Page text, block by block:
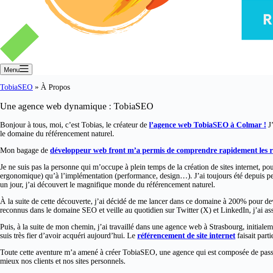
Menu
TobiaSEO » À Propos
Une agence web dynamique : TobiaSEO
Bonjour à tous, moi, c’est Tobias, le créateur de l’agence web TobiaSEO à Colmar !
le domaine du référencement naturel.
Mon bagage de développeur web front m’a permis de comprendre rapidement les
Je ne suis pas la personne qui m’occupe à plein temps de la création de sites internet,
ergonomique) qu’à l’implémentation (performance, design…). J’ai toujours été
un jour, j’ai découvert le magnifique monde du référencement naturel.
À la suite de cette découverte, j’ai décidé de me lancer dans ce domaine à 200% pour
reconnus dans le domaine SEO et veille au quotidien sur Twitter (X) et LinkedIn, j’ai
Puis, à la suite de mon chemin, j’ai travaillé dans une agence web à Strasbourg,
suis très fier d’avoir acquéri aujourd’hui. Le référencement de site internetfaisait
Toute cette aventure m’a amené à créer TobiaSEO, une agence qui est composée de
mieux nos clients et nos sites personnels.